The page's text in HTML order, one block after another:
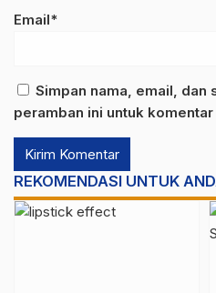
Email*
Simpan nama, email, dan
peramban ini untuk
REKOMENDASI UNTUK